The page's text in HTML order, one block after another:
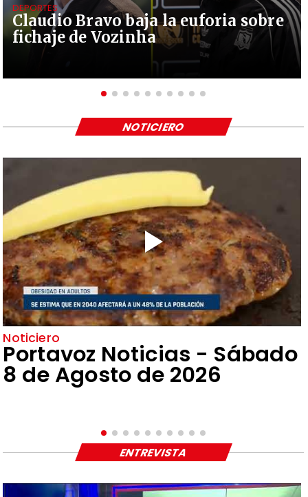
Claudio Bravo baja la euforia sobre
fichaje de Vozinha
DEPORTES
Noticiero
Portavoz Noticias - Sábado
8 de Agosto de 2026
NOTICIERO
ENTREVISTA